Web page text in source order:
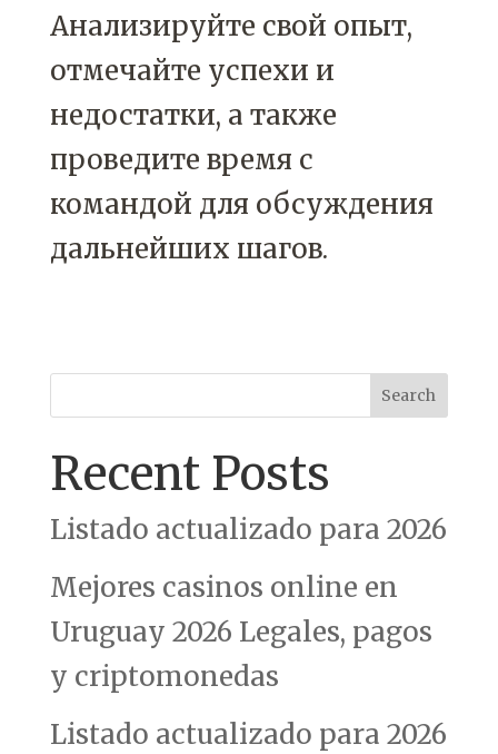
Анализируйте свой опыт,
отмечайте успехи и
недостатки, а также
проведите время с
командой для обсуждения
дальнейших шагов.
Search
Recent Posts
Listado actualizado para 2026
Mejores casinos online en
Uruguay 2026 Legales, pagos
y criptomonedas
Listado actualizado para 2026